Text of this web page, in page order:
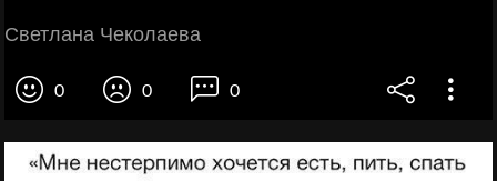
Светлана Чеколаева
0 0 0